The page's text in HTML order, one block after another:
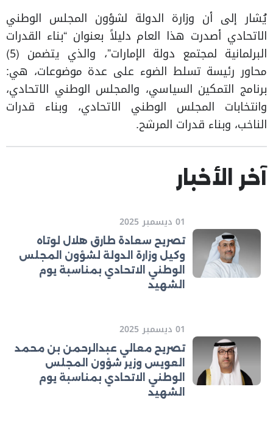
يُشار إلى أن وزارة الدولة لشؤون المجلس الوطني
الاتحادي أصدرت هذا العام دليلاً بعنوان “بناء القدرات
البرلمانية لمجتمع دولة الإمارات”، والذي يتضمن (5)
محاور رئيسة تسلط الضوء على عدة موضوعات، هي:
برنامج التمكين السياسي، والمجلس الوطني الاتحادي،
وانتخابات المجلس الوطني الاتحادي، وبناء قدرات
الناخب، وبناء قدرات المرشح.
آخر الأخبار
01 ديسمبر 2025
تصريح سعادة طارق هلال لوتاه
وكيل وزارة الدولة لشؤون المجلس
الوطني الاتحادي بمناسبة يوم
الشهيد
01 ديسمبر 2025
تصريح معالي عبدالرحمن بن محمد
العويس وزير شؤون المجلس
الوطني الاتحادي بمناسبة يوم
الشهيد